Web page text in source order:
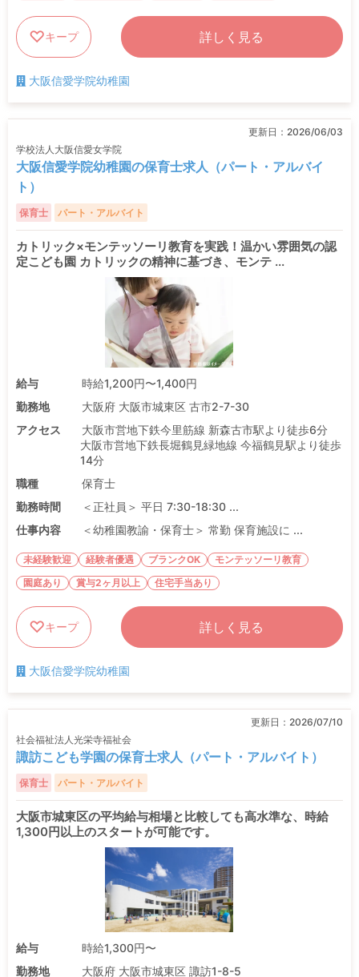
キープ 詳しく見る
大阪信愛学院幼稚園
更新日： 2026/06/03
学校法人大阪信愛女学院
大阪信愛学院幼稚園の保育士求人（パート・アルバイ
ト）
保育士 パート・アルバイト
カトリック×モンテッソーリ教育を実践！温かい雰囲気の認
定こども園 カトリックの精神に基づき、モンテ ...
給与
時給1,200円〜1,400円
勤務地
大阪府 大阪市城東区 古市2-7-30
アクセス
大阪市営地下鉄今里筋線 新森古市駅より徒歩6分
大阪市営地下鉄長堀鶴見緑地線 今福鶴見駅より徒歩
14分
職種
保育士
勤務時間
＜正社員＞ 平日 7:30-18:30 ...
仕事内容
＜幼稚園教諭・保育士＞ 常勤 保育施設に ...
未経験歓迎 経験者優遇 ブランクOK
モンテッソーリ教育
園庭あり
賞与2ヶ月以上 住宅手当あり
キープ 詳しく見る
大阪信愛学院幼稚園
更新日： 2026/07/10
社会福祉法人光栄寺福祉会
諏訪こども学園の保育士求人（パート・アルバイト）
保育士 パート・アルバイト
大阪市城東区の平均給与相場と比較しても高水準な、時給
1,300円以上のスタートが可能です。
給与
時給1,300円〜
勤務地
大阪府 大阪市城東区 諏訪1-8-5